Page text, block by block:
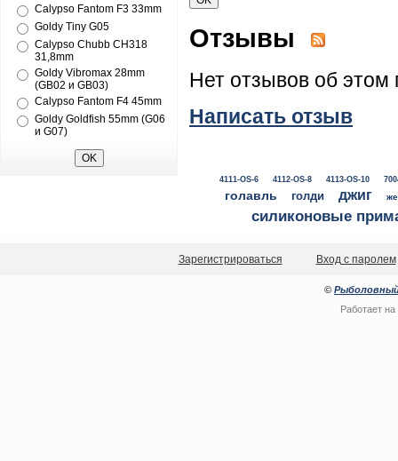
Calypso Fantom F3 33mm
Goldy Tiny G05
Calypso Chubb CH318
31,8mm
Goldy Vibromax 28mm
(GB02 и GB03)
Calypso Fantom F4 45mm
Goldy Goldfish 55mm (G06
и G07)
Отзывы
Нет отзывов об этом
Написать отзыв
4111-OS-6 4112-OS-8 4113-OS-10
голавль голди джиг
силиконовые
Зарегистрироваться Вход с паролем
© Рыболовный
Работает